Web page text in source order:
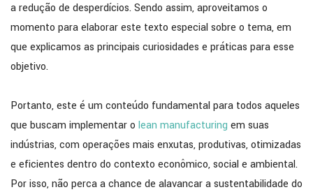
a redução de desperdícios. Sendo assim, aproveitamos o
momento para elaborar este texto especial sobre o tema, em
que explicamos as principais curiosidades e práticas para esse
objetivo.
Portanto, este é um conteúdo fundamental para todos aqueles
que buscam implementar o lean manufacturing em suas
indústrias, com operações mais enxutas, produtivas, otimizadas
e eficientes dentro do contexto econômico, social e ambiental.
Por isso, não perca a chance de alavancar a sustentabilidade do